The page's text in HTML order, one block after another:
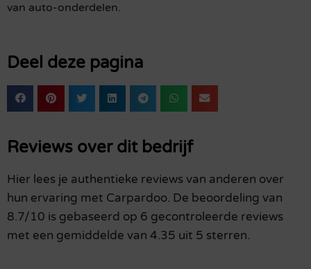
van auto-onderdelen.
Deel deze pagina
Reviews over dit bedrijf
Hier lees je authentieke reviews van anderen over
hun ervaring met Carpardoo. De beoordeling van
8.7/10 is gebaseerd op 6 gecontroleerde reviews
met een gemiddelde van 4.35 uit 5 sterren.